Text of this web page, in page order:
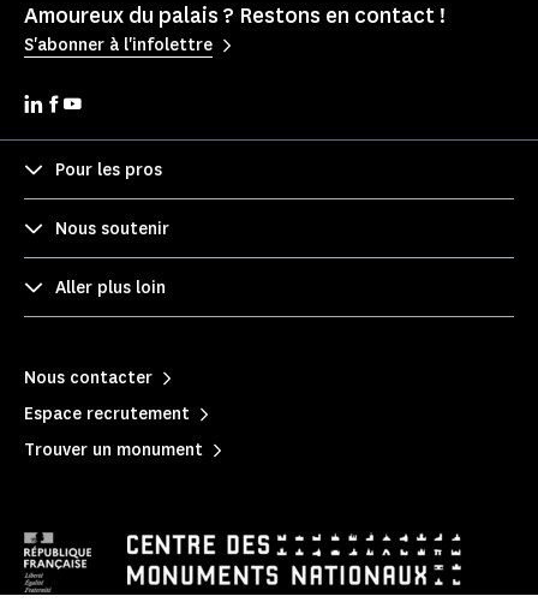
Amoureux du palais ? Restons en contact !
S'abonner à l'infolettre
Pour les pros
Nous soutenir
Aller plus loin
Nous contacter
Espace recrutement
Trouver un monument